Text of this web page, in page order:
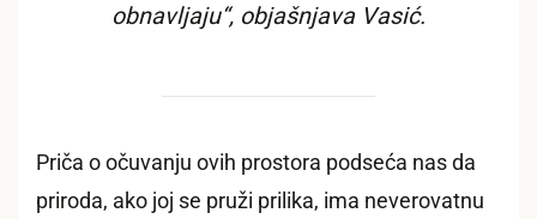
obnavljaju“, objašnjava Vasić.
Priča o očuvanju ovih prostora podseća nas da
priroda, ako joj se pruži prilika, ima neverovatnu